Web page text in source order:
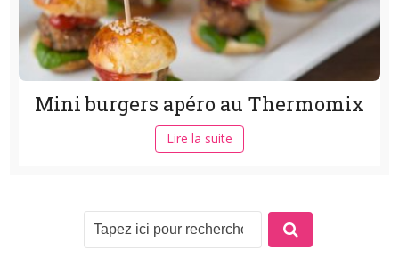
Mini burgers apéro au Thermomix
Lire la suite